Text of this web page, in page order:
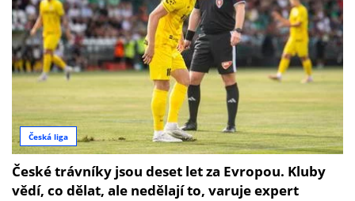
Česká liga
České trávníky jsou deset let za Evropou. Kluby
vědí, co dělat, ale nedělají to, varuje expert